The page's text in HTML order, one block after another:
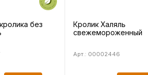
без
Кролик Халяль
свежемороженный
Арт.: 00002446